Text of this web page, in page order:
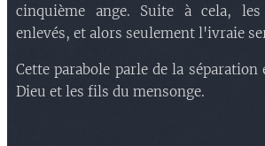
cinquième ange. Suite à cela,
enlevés, et alors seulement l'ivraie
Cette parabole parle de la séparation
Dieu et les fils du mensonge.